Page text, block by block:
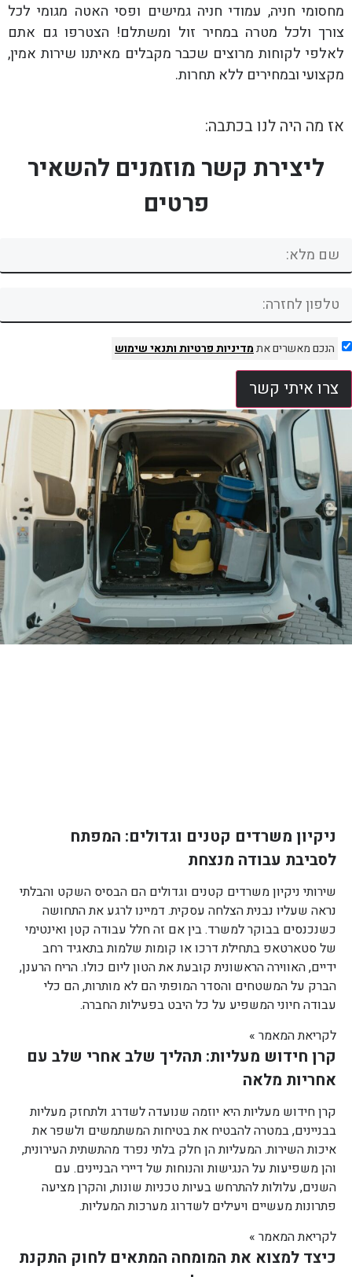
מחסומי חניה, עמודי חניה גמישים ופסי האטה מגומי לכל
צורך ולכל מטרה במחיר זול ומשתלם! הצטרפו גם אתם
לאלפי לקוחות מרוצים שכבר מקבלים מאיתנו שירות אמין,
מקצועי ובמחירים ללא תחרות.
אז מה היה לנו בכתבה:
ליצירת קשר מוזמנים להשאיר
פרטים
הנכם מאשרים אתמדיניות פרטיותותנאי שימוש
צרו איתי קשר
ניקיון משרדים קטנים וגדולים: המפתח
לסביבת עבודה מנצחת
שירותי ניקיון משרדים קטנים וגדולים הם הבסיס השקט והבלתי
נראה שעליו נבנית הצלחה עסקית. דמיינו לרגע את התחושה
כשנכנסים בבוקר למשרד. בין אם זה חלל עבודה קטן ואינטימי
של סטארטאפ בתחילת דרכו או קומות שלמות בתאגיד רחב
ידיים, האווירה הראשונית קובעת את הטון ליום כולו. הריח הרענן,
הברק על המשטחים והסדר המופתי הם לא מותרות, הם כלי
עבודה חיוני המשפיע על כל היבט בפעילות החברה.
לקריאת המאמר »
קרן חידוש מעליות: תהליך שלב אחרי שלב עם
אחריות מלאה
קרן חידוש מעליות היא יוזמה שנועדה לשדרג ולתחזק מעליות
בבניינים, במטרה להבטיח את בטיחות המשתמשים ולשפר את
איכות השירות. המעליות הן חלק בלתי נפרד מהתשתית העירונית,
והן משפיעות על הנגישות והנוחות של דיירי הבניינים. עם
השנים, עלולות להתרחש בעיות טכניות שונות, והקרן מציעה
פתרונות מעשיים ויעילים לשדרוג מערכות המעליות.
לקריאת המאמר »
כיצד למצוא את המומחה המתאים לחוק התקנת